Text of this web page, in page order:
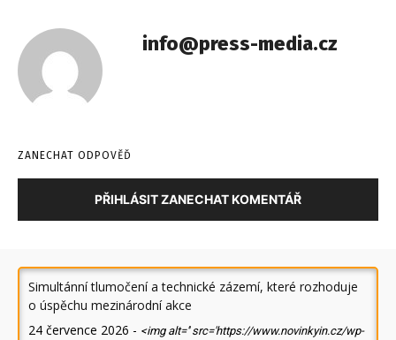
info@press-media.cz
ZANECHAT ODPOVĚĎ
PŘIHLÁSIT ZANECHAT KOMENTÁŘ
Simultánní tlumočení a technické zázemí, které rozhoduje
o úspěchu mezinárodní akce
24 července 2026 - <img alt='' src='https://www.novinkyin.cz/wp-